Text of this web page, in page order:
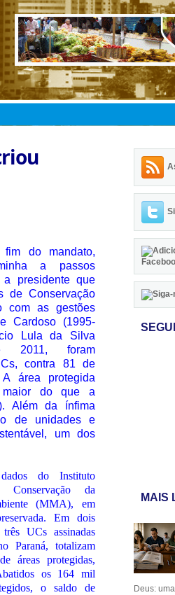
do mandato,
a passos
presidente que
de Conservação
com as gestões
Cardoso (1995-
Lula da Silva
2011, foram
contra 81 de
área protegida
do que a
Além da ínfima
de unidades e
um dos
do Instituto
da
(MMA), em
Em dois
UCs assinadas
Paraná, totalizam
áreas protegidas,
os 164 mil
o saldo de
MAIS
Deus: